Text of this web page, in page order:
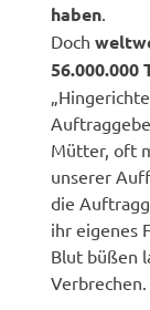
haben
Doch
Mütter, oft
unserer
die
ihr eigenes
Blut büßen
Verbrechen.